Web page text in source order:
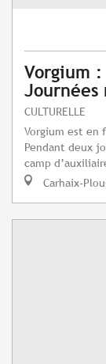
Vorgium
Journées
CULTURELLE
Vorgium est
Pendant deux
camp
Carhaix-